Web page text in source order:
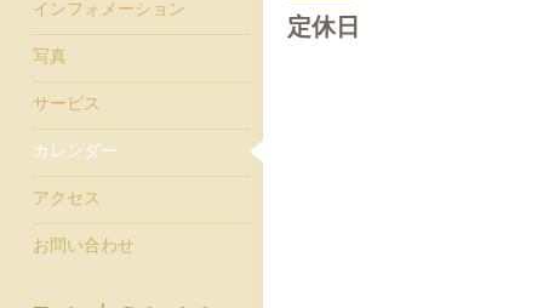
定休日
インフォメーション
写真
サービス
カレンダー
アクセス
お問い合わせ